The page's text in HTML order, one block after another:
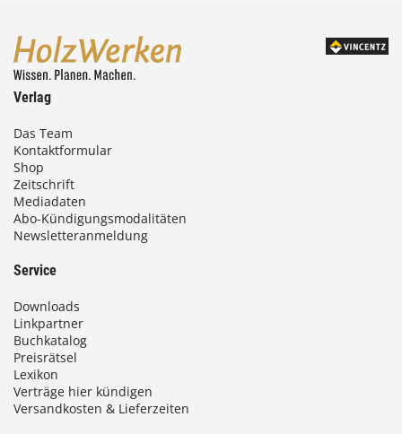
Verlag
Das Team
Kontaktformular
Shop
Zeitschrift
Mediadaten
Abo-Kündigungsmodalitäten
Newsletteranmeldung
Service
Downloads
Linkpartner
Buchkatalog
Preisrätsel
Lexikon
Verträge hier kündigen
Versandkosten & Lieferzeiten